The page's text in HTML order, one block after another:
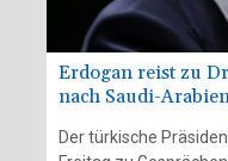
Erdogan reist zu
nach Saudi-
Der türkische